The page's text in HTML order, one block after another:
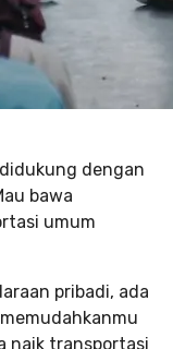
dengan
bawa
umum
pribadi, ada
naik transportasi